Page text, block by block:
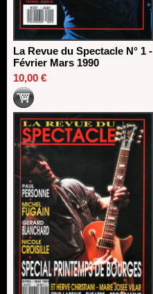
La Revue du Spectacle N° 1 -
Février Mars 1990
10,00 €